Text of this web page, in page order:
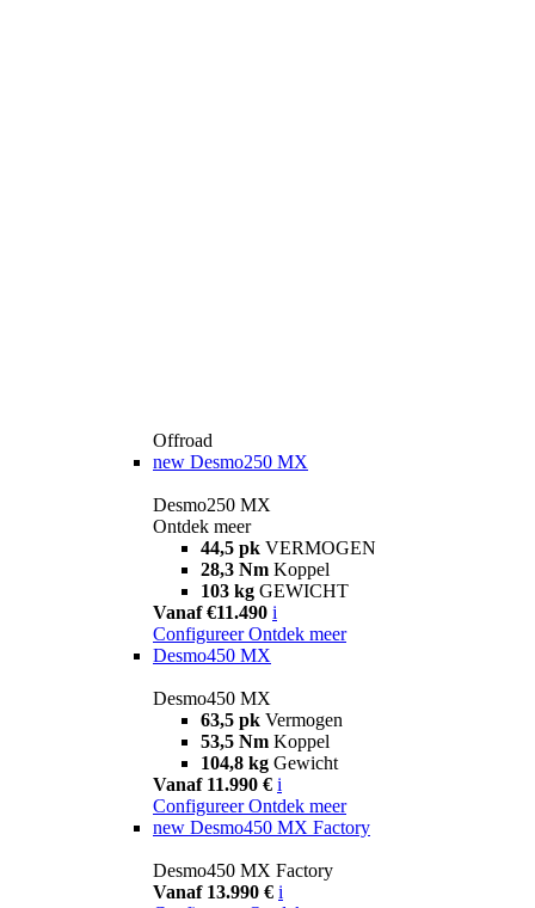
Offroad
new Desmo250 MX
Desmo250 MX
Ontdek meer
44,5 pk VERMOGEN
28,3 Nm Koppel
103 kg GEWICHT
Vanaf €11.490 i
Configureer Ontdek meer
Desmo450 MX
Desmo450 MX
63,5 pk Vermogen
53,5 Nm Koppel
104,8 kg Gewicht
Vanaf 11.990 € i
Configureer Ontdek meer
new Desmo450 MX Factory
Desmo450 MX Factory
Vanaf 13.990 € i